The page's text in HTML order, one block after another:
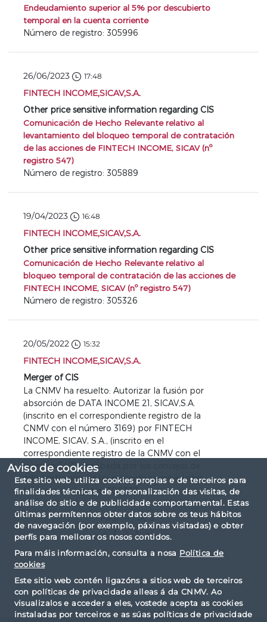
Aviso de cookies
Este sitio web utiliza cookies propias e de terceiros para
finalidades técnicas, de personalización das visitas, de
análise do sitio e de publicidade comportamental. Estas
últimas permítennos obter datos sobre os teus hábitos
de navegación (por exemplo, páxinas visitadas) e obter
perfís para mellorar os nosos contidos.
Para máis información, consulta a nosa Política de
cookies
Este sitio web contén ligazóns a sitios web de terceiros
con políticas de privacidade alleas á da CNMV. Ao
visualizalos e acceder a eles, vostede acepta as cookies
instaladas por terceiros e as súas políticas de privacidade
Endeudamiento superior al 5% por descubierto
temporal en la cuenta corriente
Número de registro: 305996
26/06/2023 17:48
FINTECH INCOME,SICAV,S.A.
Other price sensitive information regarding CIS
Comunicación de Hecho Relevante relativo al
levantamiento del bloqueo temporal de contratación
de las acciones de FINTECH INCOME, SICAV (nº
registro 547)
Número de registro: 305889
19/04/2023 16:48
FINTECH INCOME,SICAV,S.A.
Other price sensitive information regarding CIS
Comunicación de Hecho Relevante relativo al
bloqueo temporal de contratación de las acciones de
FINTECH INCOME, SICAV (nº registro 547)
Número de registro: 305326
20/05/2022 15:32
FINTECH INCOME,SICAV,S.A.
Merger of CIS
La CNMV ha resuelto: Autorizar la fusión por
absorción de DATA INCOME 21, SICAV,S.A.
(inscrito en el correspondiente registro de la
CNMV con el número 3169) por FINTECH
INCOME, SICAV, S.A., (inscrito en el
correspondiente registro de la CNMV con el
número 547), aprobada por los consejos de
administración de las respectivas sociedades.
Número de registro: 300337
Página 1 de 3
« 1 2 3 »